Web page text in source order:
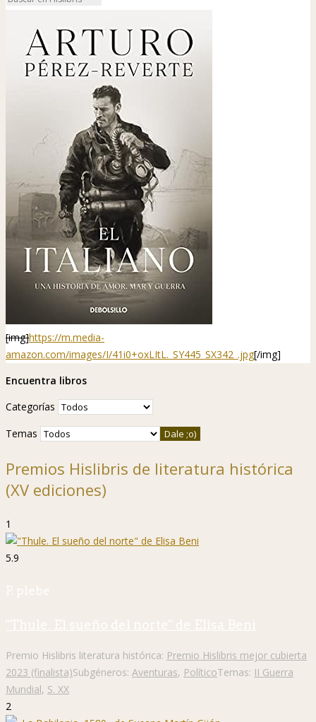
[img]https://m.media-
amazon.com/images/I/41i0+oxLItL._SY445_SX342_.jpg[/img]
Encuentra libros
Categorías
Temas
Premios Hislibris de literatura histórica
(XV ediciones)
1
5.9
P. plebe
"Thule. El sueño del norte" de Elisa Beni
Premio Hislibris literatura histórica: Premio Hislibris mejor cubierta
2023 (finalista)Subgéneros: Aventuras, PolíticoTemas: II Guerra
Mundial, S. XX
2